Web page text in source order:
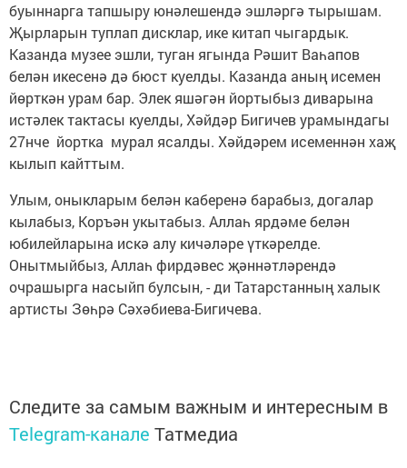
буыннарга тапшыру юнәлешендә эшләргә тырышам.
Җырларын туплап дисклар, ике китап чыгардык.
Казанда музее эшли, туган ягында Рәшит Ваһапов
белән икесенә дә бюст куелды. Казанда аның исемен
йөрткән урам бар. Элек яшәгән йортыбыз диварына
истәлек тактасы куелды, Хәйдәр Бигичев урамындагы
27нче йортка мурал ясалды. Хәйдәрем исеменнән хаҗ
кылып кайттым.
Улым, оныкларым белән каберенә барабыз, догалар
кылабыз, Коръән укытабыз. Аллаһ ярдәме белән
юбилейларына искә алу кичәләре үткәрелде.
Онытмыйбыз, Аллаһ фирдәвес җәннәтләрендә
очрашырга насыйп булсын, - ди Татарстанның халык
артисты Зөһрә Сәхәбиева-Бигичева.
Следите за самым важным и интересным в
Telegram-канале Татмедиа